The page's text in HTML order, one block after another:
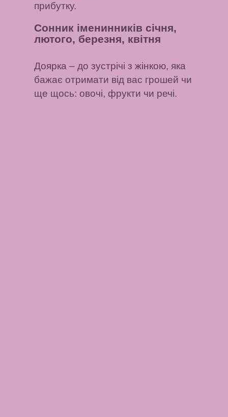
прибутку.
Сонник іменинників січня,
лютого, березня, квітня
Доярка – до зустрічі з жінкою, яка
бажає отримати від вас грошей чи
ще щось: овочі, фрукти чи речі.